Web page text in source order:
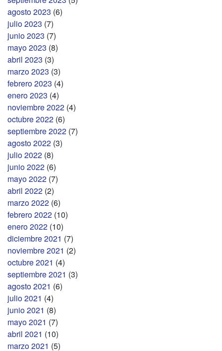
agosto 2023 (6)
julio 2023 (7)
junio 2023 (7)
mayo 2023 (8)
abril 2023 (3)
marzo 2023 (3)
febrero 2023 (4)
enero 2023 (4)
noviembre 2022 (4)
octubre 2022 (6)
septiembre 2022 (7)
agosto 2022 (3)
julio 2022 (8)
junio 2022 (6)
mayo 2022 (7)
abril 2022 (2)
marzo 2022 (6)
febrero 2022 (10)
enero 2022 (10)
diciembre 2021 (7)
noviembre 2021 (2)
octubre 2021 (4)
septiembre 2021 (3)
agosto 2021 (6)
julio 2021 (4)
junio 2021 (8)
mayo 2021 (7)
abril 2021 (10)
marzo 2021 (5)